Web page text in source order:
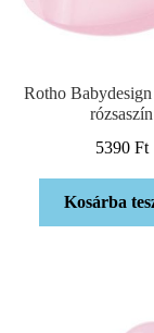
Rotho
rózsaszín
5390 Ft
Kosárba